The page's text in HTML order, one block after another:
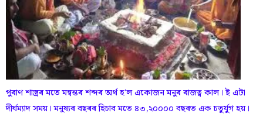
পুৰাণ শাস্ত্ৰৰ মতে মন্বন্তৰ শব্দৰ অৰ্থ হ'ল একোজন মনুৰ ৰাজত্ব কাল। ই এটা
দীর্ঘম্যাদ সময়। মনুষ্যৰ বছৰৰ হিচাব মতে ৪৩,২০০০০ বছৰত এক চতুর্যুগ হয়।